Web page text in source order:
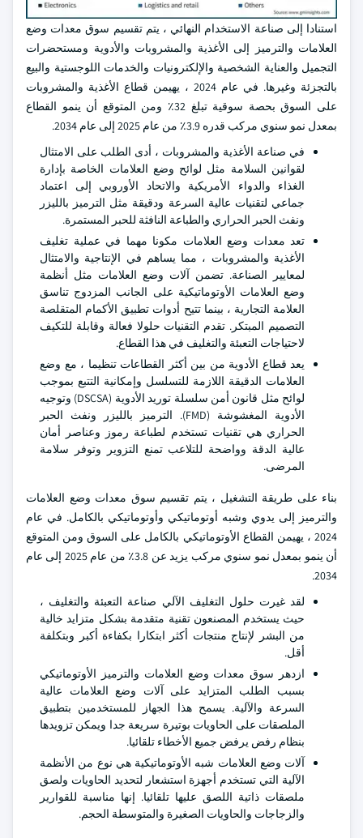
استنادا إلى صناعة الاستخدام النهائي ، يتم تقسيم سوق معدات وضع
العلامات والترميز إلى الأغذية والمشروبات والأدوية ومستحضرات
التجميل والعناية الشخصية والإلكترونيات والخدمات اللوجستية والبيع
بالتجزئة وغيرها. في عام 2024 ، يهيمن قطاع الأغذية والمشروبات
على السوق بحصة سوقية تبلغ 32٪ ومن المتوقع أن ينمو القطاع
بمعدل نمو سنوي مركب قدره 3.9٪ من عام 2025 إلى عام 2034.
في صناعة الأغذية والمشروبات ، أدى الطلب على الامتثال
لقوانين السلامة مثل لوائح وضع العلامات الخاصة بإدارة
الغذاء والدواء الأمريكية والاتحاد الأوروبي إلى اعتماد
جماعي لتقنيات عالية السرعة ودقيقة مثل الترميز بالليزر
ونفث الحبر الحراري والطباعة النافثة للحبر المستمرة.
تعد معدات وضع العلامات مكونا مهما في عملية تغليف
الأغذية والمشروبات ، مما يساهم في الإنتاجية والامتثال
لمعايير الصناعة. تضمن آلات وضع العلامات مثل أنظمة
وضع العلامات الأوتوماتيكية على الجانب المزدوج تناسق
العلامة التجارية ، بينما تتيح أدوات تطبيق الأكمام المتقلصة
التصميم المبتكر. تقدم التقنيات حلولا فعالة وقابلة للتكيف
لاحتياجات التعبئة والتغليف في هذا القطاع.
يعد قطاع الأدوية من بين أكثر القطاعات تنظيما ، مع وضع
العلامات الدقيقة اللازمة للتسلسل وإمكانية التتبع بموجب
لوائح مثل قانون أمن سلسلة توريد الأدوية (DSCSA) وتوجيه
الأدوية المغشوشة (FMD). الترميز بالليزر ونفث الحبر
الحراري هي تقنيات تستخدم لطباعة رموز وعناصر أمان
عالية الدقة وواضحة للتلاعب تمنع التزوير وتوفر سلامة
المرضى.
بناء على طريقة التشغيل ، يتم تقسيم سوق معدات وضع العلامات
والترميز إلى يدوي وشبه أوتوماتيكي وأوتوماتيكي بالكامل. في عام
2024 ، يهيمن القطاع الأوتوماتيكي بالكامل على السوق ومن المتوقع
أن ينمو بمعدل نمو سنوي مركب يزيد عن 3.8٪ من عام 2025 إلى عام
2034.
لقد غيرت حلول التغليف الآلي صناعة التعبئة والتغليف ،
حيث يستخدم المصنعون تقنية متقدمة بشكل متزايد خالية
من البشر لإنتاج منتجات أكثر ابتكارا بكفاءة أكبر وبتكلفة
أقل.
ازدهر سوق معدات وضع العلامات والترميز الأوتوماتيكي
بسبب الطلب المتزايد على آلات وضع العلامات عالية
السرعة والآلية. يسمح هذا الجهاز للمستخدمين بتطبيق
الملصقات على الحاويات بوتيرة سريعة جدا ويمكن تزويدها
بنظام رفض يرفض جميع الأخطاء تلقائيا.
آلات وضع العلامات شبه الأوتوماتيكية هي نوع من الأنظمة
الآلية التي تستخدم أجهزة استشعار لتحديد الحاويات ولصق
ملصقات ذاتية اللصق عليها تلقائيا. إنها مناسبة للقوارير
والزجاجات والحاويات الصغيرة والمتوسطة الحجم.